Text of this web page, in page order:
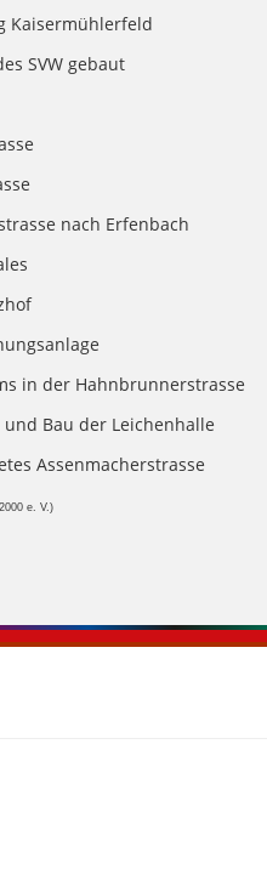
Kaisermühlerfeld
SVW gebaut
nach Erfenbach
in der Hahnbrunnerstrasse
Bau der Leichenhalle
Assenmacherstrasse
e. V.)
Weiterführendes